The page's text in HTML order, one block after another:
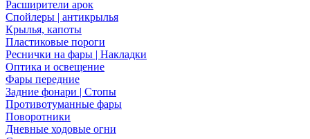
Расширители арок
Спойлеры | антикрылья
Крылья, капоты
Пластиковые пороги
Реснички на фары | Накладки
Оптика и освещение
Фары передние
Задние фонари | Стопы
Противотуманные фары
Поворотники
Дневные ходовые огни